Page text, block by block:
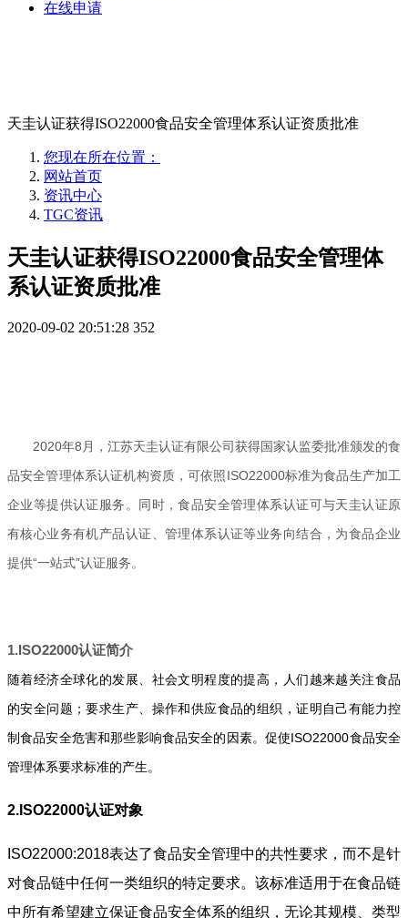
在线申请
天圭认证获得ISO22000食品安全管理体系认证资质批准
您现在所在位置：
网站首页
资讯中心
TGC资讯
天圭认证获得ISO22000食品安全管理体
系认证资质批准
2020-09-02 20:51:28 352
2020年8月，江苏天圭认证有限公司获得国家认监委批准颁发的食
品安全管理体系认证机构资质，可依照ISO22000标准为食品生产加工
企业等提供认证服务。同时，食品安全管理体系认证可与天圭认证原
有核心业务有机产品认证、管理体系认证等业务向结合，为食品企业
提供“一站式”认证服务。
1.ISO22000认证简介
随着经济全球化的发展、社会文明程度的提高，人们越来越关注食品
的安全问题；要求生产、操作和供应食品的组织，证明自己有能力控
制食品安全危害和那些影响食品安全的因素。促使ISO22000食品安全
管理体系要求标准的产生。
2.ISO22000认证对象
ISO22000:2018表达了食品安全管理中的共性要求，而不是针
对食品链中任何一类组织的特定要求。该标准适用于在食品链
中所有希望建立保证食品安全体系的组织，无论其规模、类型